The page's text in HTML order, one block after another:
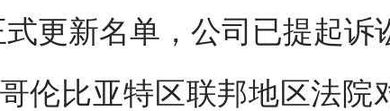
更新名单，公司已提起诉
伦比亚特区联邦地区法院